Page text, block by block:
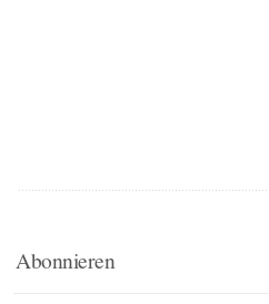
Abonnieren